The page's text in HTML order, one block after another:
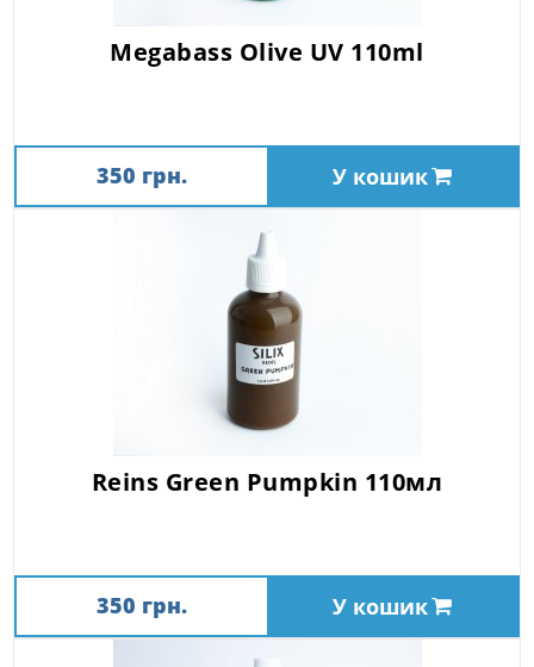
Megabass Olive UV 110ml
350 грн. У кошик
Reins Green Pumpkin 110мл
350 грн. У кошик